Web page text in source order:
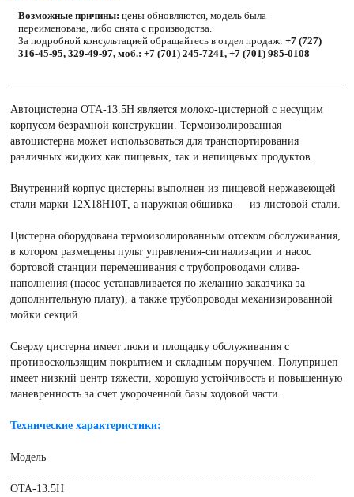
Возможные причины: цены обновляются, модель была
переименована, либо снята с производства.
За подробной консультацией обращайтесь в отдел продаж: +7 (727)
316-45-95, 329-49-97, моб.: +7 (701) 245-7241, +7 (701) 985-0108
Автоцистерна ОТА-13.5Н является молоко-цистерной с несущим
корпусом безрамной конструкции. Термоизолированная
автоцистерна может использоваться для транспортирования
различных жидких как пищевых, так и непищевых продуктов.
Внутренний корпус цистерны выполнен из пищевой нержавеющей
стали марки 12Х18Н10Т, а наружная обшивка — из листовой стали.
Цистерна оборудована термоизолированным отсеком обслуживания,
в котором размещены пульт управления-сигнализации и насос
бортовой станции перемешивания с трубопроводами слива-
наполнения (насос устанавливается по желанию заказчика за
дополнительную плату), а также трубопроводы механизированной
мойки секций.
Сверху цистерна имеет люки и площадку обслуживания с
противоскользящим покрытием и складным поручнем. Полуприцеп
имеет низкий центр тяжести, хорошую устойчивость и повышенную
маневренность за счет укороченной базы ходовой части.
Технические характеристики:
Модель
ОТА-13.5Н